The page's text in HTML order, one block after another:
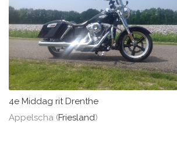
4e Middag rit Drenthe
Appelscha (Friesland)